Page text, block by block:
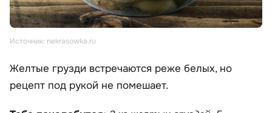
Источник: nekrasowka.ru
Желтые грузди встречаются реже белых, но
рецепт под рукой не помешает.